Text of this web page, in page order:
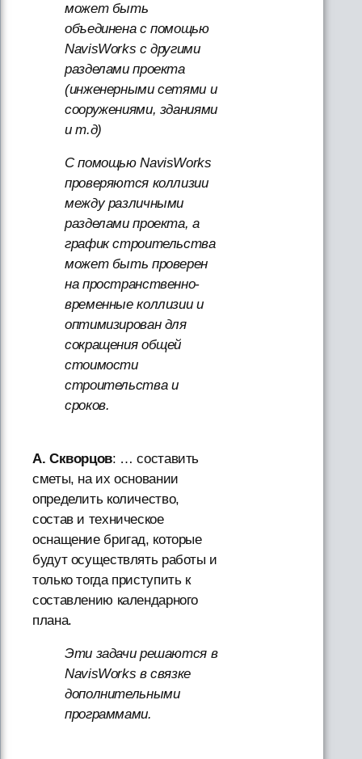
может быть
объединена с помощью
NavisWorks с другими
разделами проекта
(инженерными сетями и
сооружениями, зданиями
и т.д)
С помощью NavisWorks
проверяются коллизии
между различными
разделами проекта, а
график строительства
может быть проверен
на пространственно-
временные коллизии и
оптимизирован для
сокращения общей
стоимости
строительства и
сроков.
А. Скворцов: … составить
сметы, на их основании
определить количество,
состав и техническое
оснащение бригад, которые
будут осуществлять работы и
только тогда приступить к
составлению календарного
плана.
Эти задачи решаются в
NavisWorks в связке
дополнительными
программами.